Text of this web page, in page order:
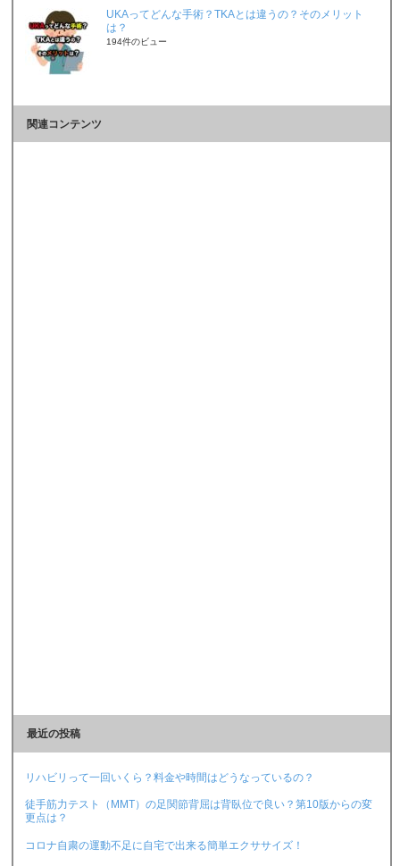
UKAってどんな手術？TKAとは違うの？そのメリット
は？
194件のビュー
関連コンテンツ
最近の投稿
リハビリって一回いくら？料金や時間はどうなっているの？
徒手筋力テスト（MMT）の足関節背屈は背臥位で良い？第10版からの変
更点は？
コロナ自粛の運動不足に自宅で出来る簡単エクササイズ！